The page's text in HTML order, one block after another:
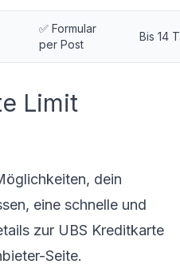
✅ Formular
per Post
Bis 14
Limit
dein
eine schnelle und
zur UBS Kreditkarte
Seite.